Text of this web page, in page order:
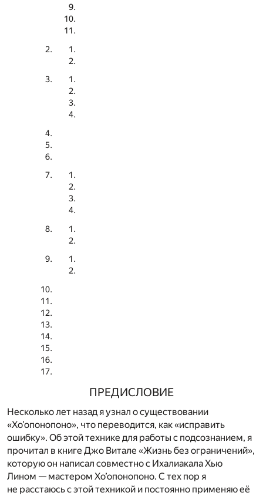
ПРЕДИСЛОВИЕ
Несколько лет назад я узнал о существовании
«Хо’опонопоно», что переводится, как «исправить
ошибку». Об этой технике для работы с подсознанием, я
прочитал в книге Джо Витале «Жизнь без ограничений»,
которую он написал совместно с Ихалиакала Хью
Лином — мастером Хо’опонопоно. С тех пор я
не расстаюсь с этой техникой и постоянно применяю её